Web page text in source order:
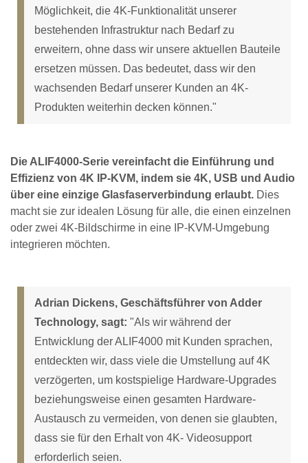
Möglichkeit, die 4K-Funktionalität unserer
bestehenden Infrastruktur nach Bedarf zu
erweitern, ohne dass wir unsere aktuellen Bauteile
ersetzen müssen. Das bedeutet, dass wir den
wachsenden Bedarf unserer Kunden an 4K-
Produkten weiterhin decken können."
Die ALIF4000-Serie vereinfacht die Einführung und
Effizienz von 4K IP-KVM, indem sie 4K, USB und Audio
über eine einzige Glasfaserverbindung erlaubt. Dies
macht sie zur idealen Lösung für alle, die einen einzelnen
oder zwei 4K-Bildschirme in eine IP-KVM-Umgebung
integrieren möchten.
Adrian Dickens, Geschäftsführer von Adder
Technology, sagt: "Als wir während der
Entwicklung der ALIF4000 mit Kunden sprachen,
entdeckten wir, dass viele die Umstellung auf 4K
verzögerten, um kostspielige Hardware-Upgrades
beziehungsweise einen gesamten Hardware-
Austausch zu vermeiden, von denen sie glaubten,
dass sie für den Erhalt von 4K- Videosupport
erforderlich seien.